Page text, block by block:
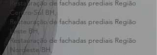
Restauração de fachadas prediais Região
Barreiro BH,
Restauração de fachadas prediais Região
Centro-Sul BH,
Restauração de fachadas prediais Região
Leste BH,